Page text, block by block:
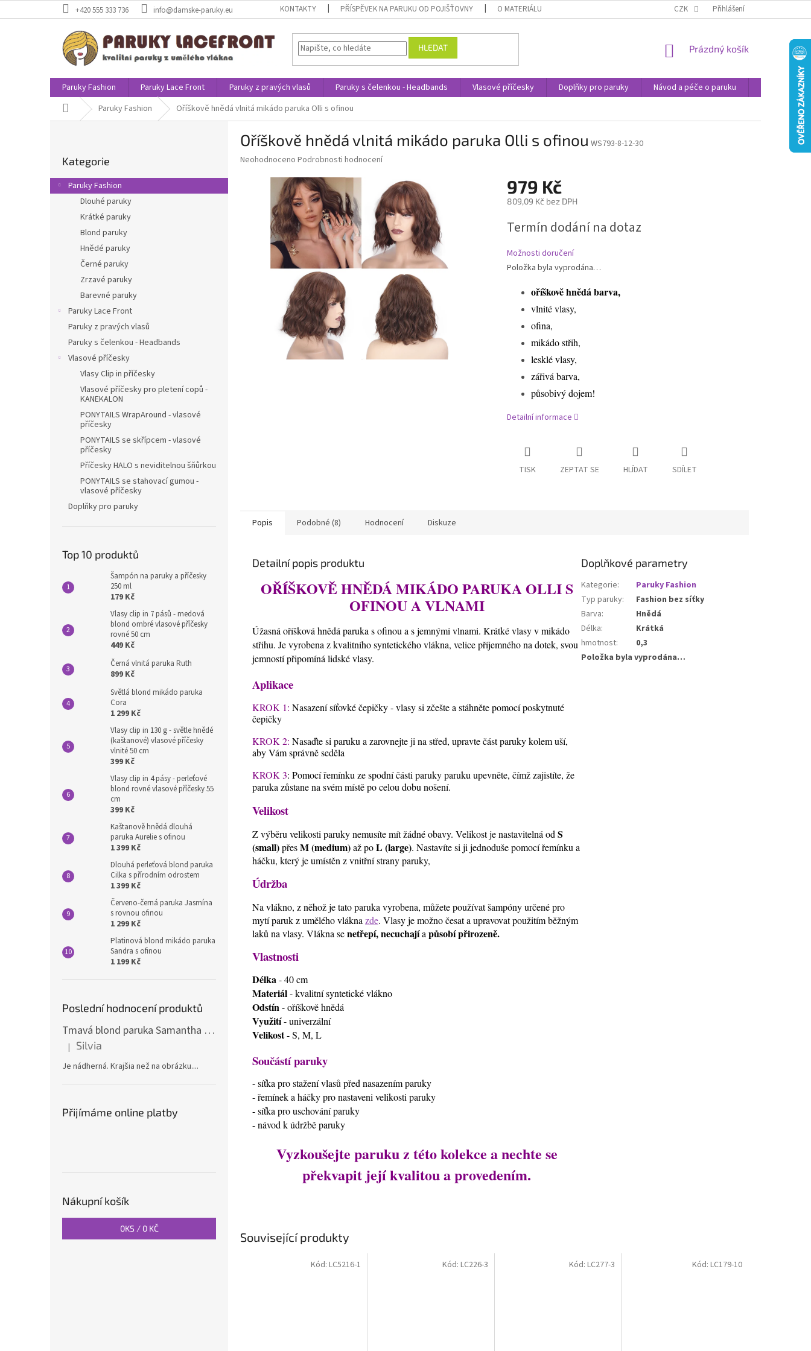
na
+420 555 333 736 info@damske-paruky.eu KONTAKTY PŘÍSPĚVEK NA PARUKU OD POJIŠŤOVNY O MATERIÁLU OBCHODNÍ PODMÍNKY PODMÍNKY
CZK Přihlášení
HLEDAT
NÁKUPNÍ
Prázdný košík
Paruky Fashion Paruky Lace Front Paruky z pravých vlasů Paruky s čelenkou - Headbands Vlasové příčesky Doplňky pro paruky Návod a péče o paruku
Příspěvek
Domů Paruky Fashion Oříškově hnědá vlnitá mikádo paruka Olli s ofinou
r
a
kategorie
Kategorie
Paruky Fashion
Dlouhé paruky
Krátké paruky
Blond paruky
Hnědé paruky
Černé paruky
Zrzavé paruky
Barevné paruky
Paruky Lace Front
Paruky z pravých vlasů
Paruky s čelenkou - Headbands
Vlasové příčesky
Vlasy Clip in příčesky
Vlasové příčesky pro pletení copů -
KANEKALON
PONYTAILS WrapAround - vlasové
příčesky
PONYTAILS se skřípcem - vlasové
příčesky
Příčesky HALO s neviditelnou šňůrkou
PONYTAILS se stahovací gumou -
vlasové příčesky
Doplňky pro paruky
Top 10 produktů
Šampón na paruky a příčesky
250 ml
179 Kč
Vlasy clip in 7 pásů - medová
blond ombré vlasové příčesky
rovné 50 cm
449 Kč
Černá vlnitá paruka Ruth
899 Kč
Světlá blond mikádo paruka
Cora
1 299 Kč
Vlasy clip in 130 g - světle hnědé
(kaštanové) vlasové příčesky
vlnité 50 cm
399 Kč
Vlasy clip in 4 pásy - perleťové
blond rovné vlasové příčesky 55
cm
399 Kč
Kaštanově hnědá dlouhá
paruka Aurelie s ofinou
1 399 Kč
Dlouhá perleťová blond paruka
Cilka s přírodním odrostem
1 399 Kč
Červeno-černá paruka Jasmína
s rovnou ofinou
1 299 Kč
Platinová blond mikádo paruka
Sandra s ofinou
1 199 Kč
Poslední hodnocení produktů
Tmavá blond paruka Samantha s melíry
Hodnocení produktu je 5 z 5 hvězdiček.
| Silvia
Je nádherná. Krajšia než na obrázku....
Přijímáme online platby
Nákupní košík
0KS / 0 KČ
Oříškově hnědá vlnitá mikádo paruka Olli s ofinou WS793-8-12-30
Průměrné
hvězdiček.
Neohodnoceno Podrobnosti hodnocení
979 Kč
809,09 Kč bez DPH
cena:
Termín dodání na dotaz
Možnosti doručení
Položka byla vyprodána…
oříškově hnědá barva,
vlnité vlasy,
ofina,
mikádo střih,
lesklé vlasy,
zářivá barva,
působivý dojem!
Detailní informace
TISK ZEPTAT SE HLÍDAT SDÍLET
Související produkty
Kód: LC5216-1 Kód: LC226-3 Kód:LC277-3 Kód: LC179-10
Popis Podobné (8) Hodnocení Diskuze
Detailní popis produktu
OŘÍŠKOVĚ HNĚDÁ MIKÁDO PARUKA OLLI S
OFINOU A VLNAMI
Úžasná oříšková hnědá paruka s ofinou a s jemnými vlnami. Krátké vlasy v mikádo
střihu. Je vyrobena z kvalitního syntetického vlákna, velice příjemného na dotek, svou
jemností připomíná lidské vlasy.
Aplikace
KROK 1: Nasazení síťovké čepičky - vlasy si zčešte a stáhněte pomocí poskytnuté
čepičky
KROK 2: Nasaďte si paruku a zarovnejte ji na střed, upravte část paruky kolem uší,
aby Vám správně seděla
KROK 3: Pomocí řemínku ze spodní části paruky paruku upevněte, čímž zajistíte, že
paruka zůstane na svém místě po celou dobu nošení.
Velikost
Z výběru velikosti paruky nemusíte mít žádné obavy. Velikost je nastavitelná od S
(small)přesM (medium)až poL (large). Nastavíte si ji jednoduše pomocí řemínku a
háčku, který je umístěn z vnitřní strany paruky,
Údržba
Na vlákno, z něhož je tato paruka vyrobena, můžete používat šampóny určené pro
mytí paruk z umělého vláknazde. Vlasy je možno česat a upravovat použitím běžným
laků na vlasy. Vlákna senetřepí, necuchajíapůsobí přirozeně.
Vlastnosti
Délka - 40 cm
Materiál- kvalitní syntetické vlákno
Odstín - oříškově hnědá
Využití- univerzální
Velikost- S, M, L
Součástí paruky
- síťka pro stažení vlasů před nasazením paruky
- řemínek a háčky pro nastaveni velikosti paruky
- síťka pro uschování paruky
- návod k údržbě paruky
Vyzkoušejte paruku z této kolekce a nechte se
překvapit její kvalitou a provedením.
Doplňkové parametry
Kategorie:
Paruky Fashion
Typ paruky:
Fashion bez síťky
Barva:
Hnědá
Délka:
Krátká
hmotnost:
0,3
Položka byla vyprodána…